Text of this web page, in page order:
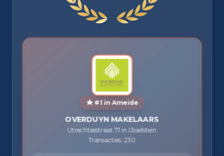
#1 in Ameide
OVERDUYN MAKELAARS
Utrechtsestraat 71 in IJsselstein
Transacties: 230